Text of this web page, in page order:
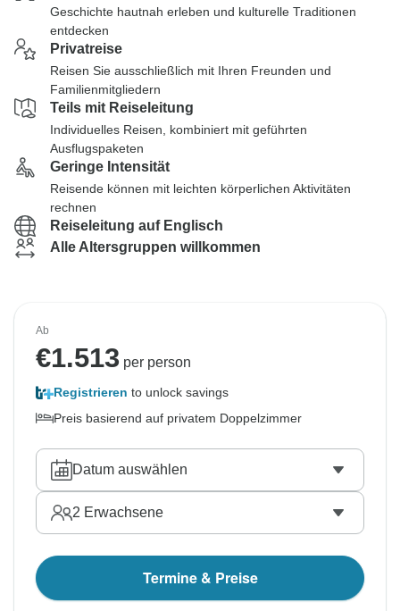
Geschichte hautnah erleben und kulturelle Traditionen
entdecken
Privatreise
Reisen Sie ausschließlich mit Ihren Freunden und
Familienmitgliedern
Teils mit Reiseleitung
Individuelles Reisen, kombiniert mit geführten
Ausflugspaketen
Geringe Intensität
Reisende können mit leichten körperlichen Aktivitäten
rechnen
Reiseleitung auf Englisch
Alle Altersgruppen willkommen
Ab
€1.513 per person
Registrieren to unlock savings
Preis basierend auf privatem Doppelzimmer
Datum auswählen
2 Erwachsene
Termine & Preise